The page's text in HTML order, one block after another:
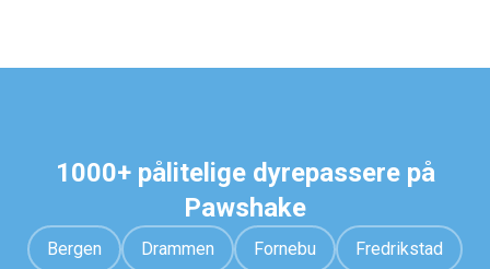
1000+ pålitelige dyrepassere på
Pawshake
Bergen Drammen Fornebu Fredrikstad